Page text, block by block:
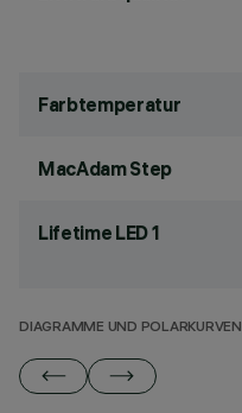
Farbtemperatur
MacAdam Step
Lifetime LED 1
DIAGRAMME UND POLARKURVEN